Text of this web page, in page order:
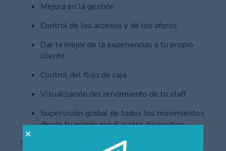
Mejora en la gestión
Control de los accesos y de los aforos
Dar la mejor de la experiencias a tu propio
cliente
Control del flujo de caja
Visualización del rendimiento de tu staff.
Supervisión global de todos los movimientos
desde tu propio móvil u otro dispositivo.
Si eres un profesional del ocio nocturno y no sabes